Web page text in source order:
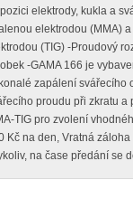
elektrody, kukla a
elektrodou (MMA)
(TIG) -Proudový
-GAMA 166 je
zapálení svářecího
proudu při zkratu a
TIG pro zvolení
Kč na den, Vratná
na čase předání se